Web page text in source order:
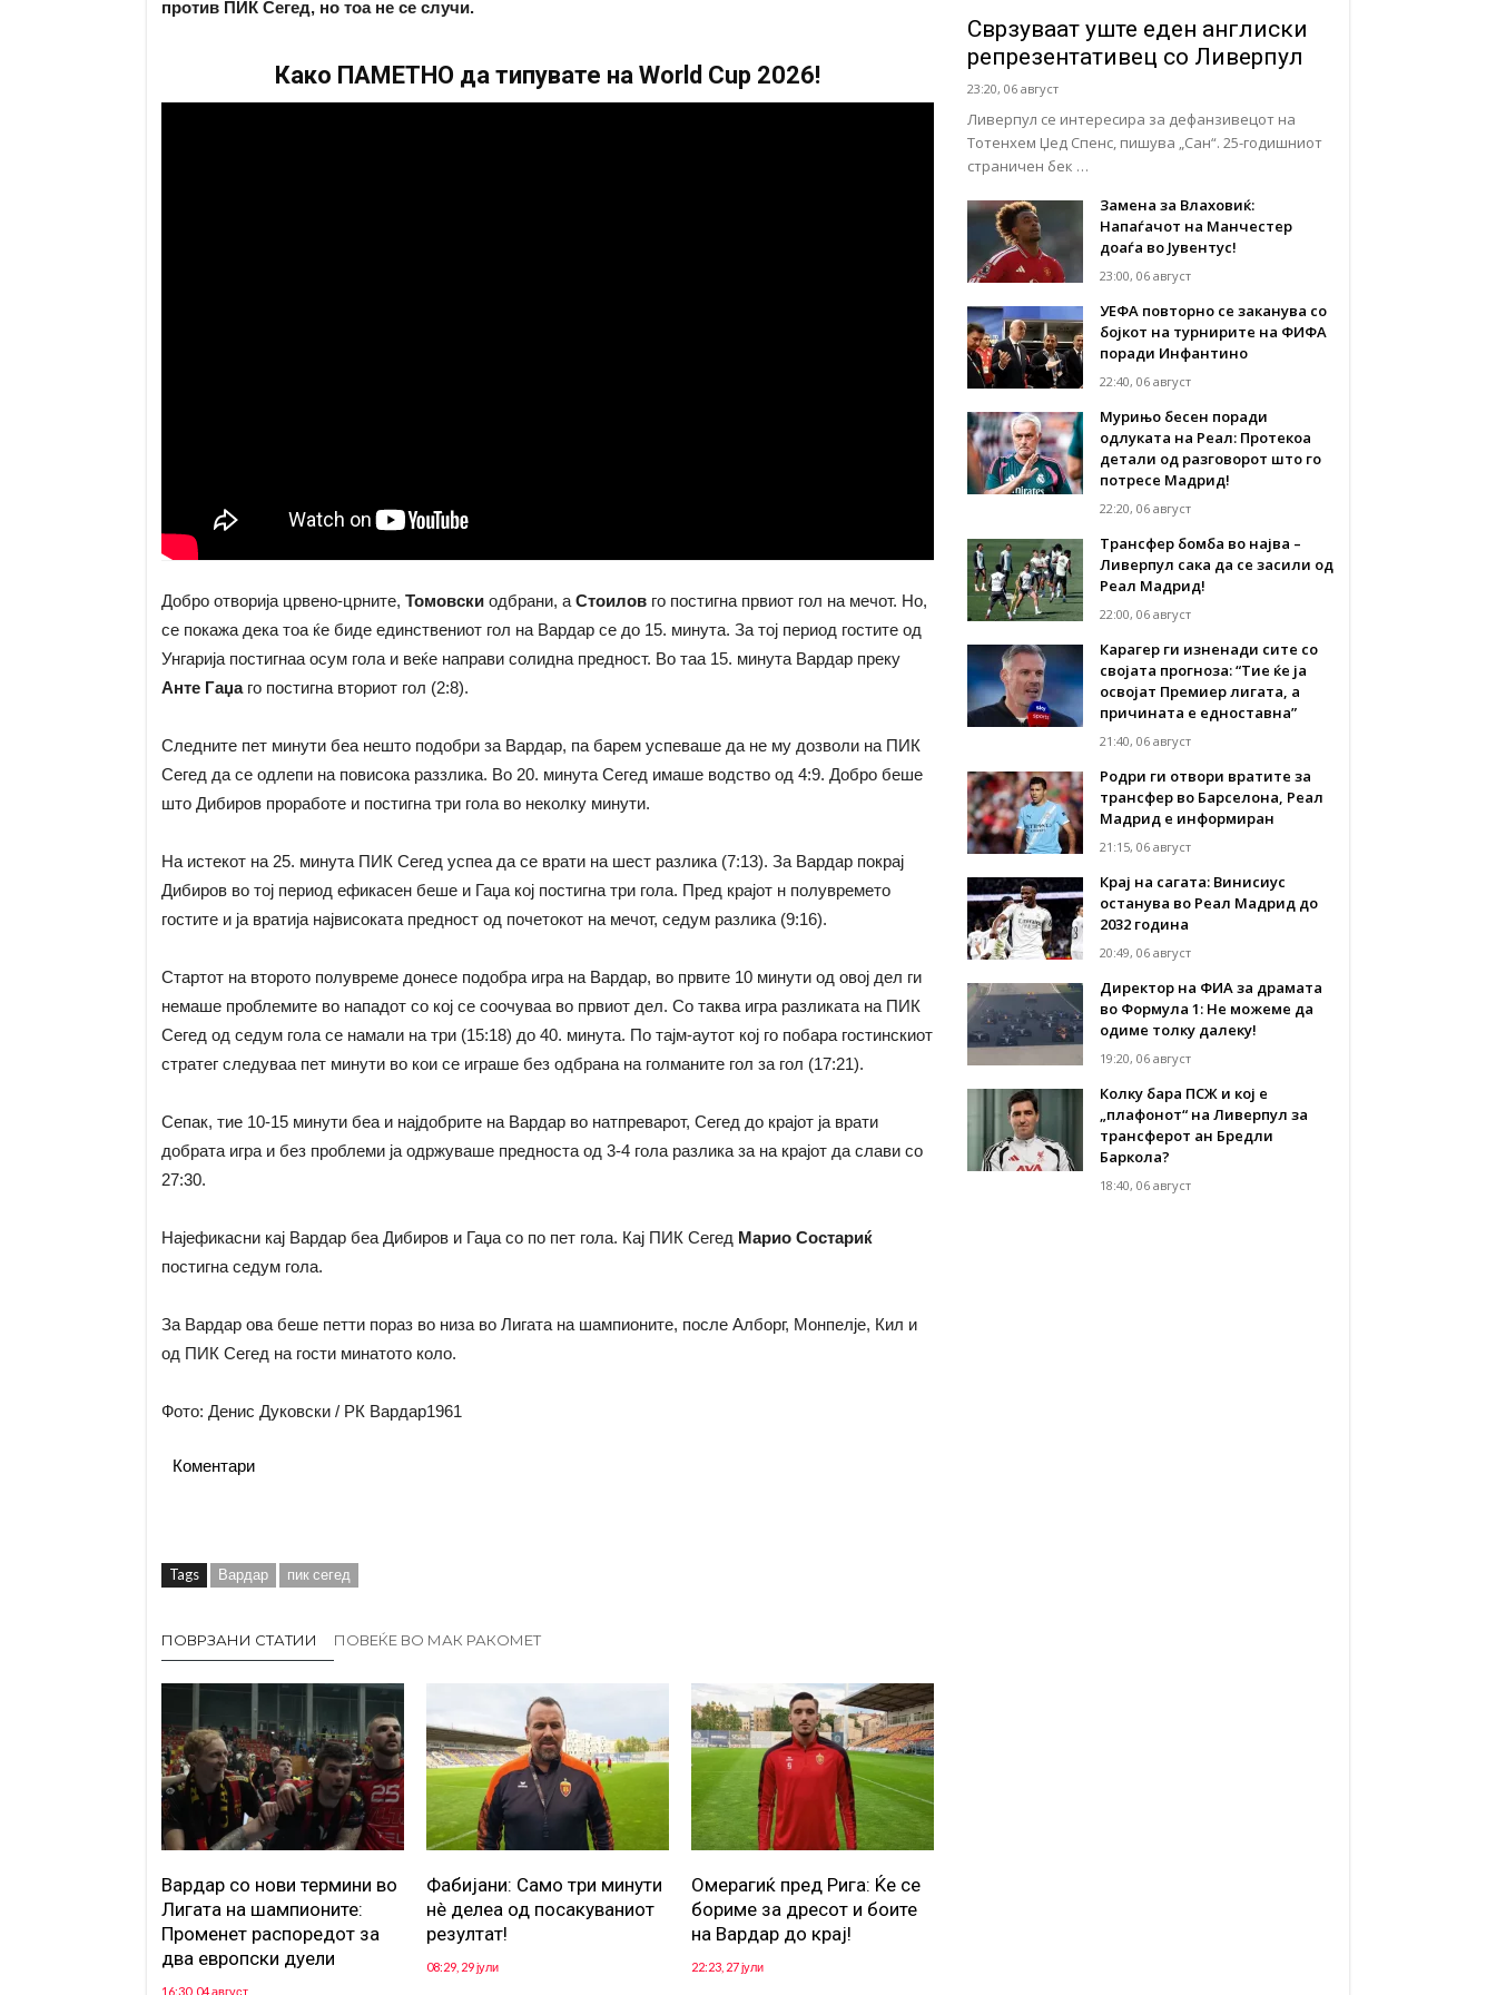
против ПИК Сегед, но тоа не се случи.
Како ПАМЕТНО да типувате на World Cup 2026!
Добро отворија црвено-црните, Томовски одбрани, а Стоилов го постигна првиот гол на мечот. Но,
се покажа дека тоа ќе биде единствениот гол на Вардар се до 15. минута. За тој период гостите од
Унгарија постигнаа осум гола и веќе направи солидна предност. Во таа 15. минута Вардар преку
Анте Гаџа го постигна вториот гол (2:8).
Следните пет минути беа нешто подобри за Вардар, па барем успеваше да не му дозволи на ПИК
Сегед да се одлепи на повисока раззлика. Во 20. минута Сегед имаше водство од 4:9. Добро беше
што Дибиров проработе и постигна три гола во неколку минути.
На истекот на 25. минута ПИК Сегед успеа да се врати на шест разлика (7:13). За Вардар покрај
Дибиров во тој период ефикасен беше и Гаџа кој постигна три гола. Пред крајот н полувремето
гостите и ја вратија највисоката предност од почетокот на мечот, седум разлика (9:16).
Стартот на второто полувреме донесе подобра игра на Вардар, во првите 10 минути од овој дел ги
немаше проблемите во нападот со кој се соочуваа во првиот дел. Со таква игра разликата на ПИК
Сегед од седум гола се намали на три (15:18) до 40. минута. По тајм-аутот кој го побара гостинскиот
стратег следуваа пет минути во кои се играше без одбрана на голманите гол за гол (17:21).
Сепак, тие 10-15 минути беа и најдобрите на Вардар во натпреварот, Сегед до крајот ја врати
добрата игра и без проблеми ја одржуваше предноста од 3-4 гола разлика за на крајот да слави со
27:30.
Најефикасни кај Вардар беа Дибиров и Гаџа со по пет гола. Кај ПИК Сегед Марио Состариќ
постигна седум гола.
За Вардар ова беше петти пораз во низа во Лигата на шампионите, после Алборг, Монпелје, Кил и
од ПИК Сегед на гости минатото коло.
Фото: Денис Дуковски / РК Вардар1961
Коментари
Tags Вардар пик сегед
ПОВРЗАНИ СТАТИИ ПОВЕЌЕ ВО МАК РАКОМЕТ
Вардар со нови термини во
Лигата на шампионите:
Променет распоредот за
два европски дуели
16:30, 04 август
Фабијани: Само три минути
нè делеа од посакуваниот
резултат!
08:29, 29 јули
Омерагиќ пред Рига: Ќе се
бориме за дресот и боите
на Вардар до крај!
22:23, 27 јули
Сврзуваат уште еден англиски
репрезентативец со Ливерпул
23:20, 06 август
Ливерпул се интересира за дефанзивецот на
Тотенхем Џед Спенс, пишува „Сан“. 25-годишниот
страничен бек …
Замена за Влаховиќ:
Напаѓачот на Манчестер
доаѓа во Јувентус!
23:00, 06 август
УЕФА повторно се заканува со
бојкот на турнирите на ФИФА
поради Инфантино
22:40, 06 август
Мурињо бесен поради
одлуката на Реал: Протекоа
детали од разговорот што го
потресе Мадрид!
22:20, 06 август
Трансфер бомба во најва –
Ливерпул сака да се засили од
Реал Мадрид!
22:00, 06 август
Карагер ги изненади сите со
својата прогноза: “Тие ќе ја
освојат Премиер лигата, а
причината е едноставна”
21:40, 06 август
Родри ги отвори вратите за
трансфер во Барселона, Реал
Мадрид е информиран
21:15, 06 август
Крај на сагата: Винисиус
останува во Реал Мадрид до
2032 година
20:49, 06 август
Директор на ФИА за драмата
во Формула 1: Не можеме да
одиме толку далеку!
19:20, 06 август
Колку бара ПСЖ и кој е
„плафонот“ на Ливерпул за
трансферот ан Бредли
Баркола?
18:40, 06 август